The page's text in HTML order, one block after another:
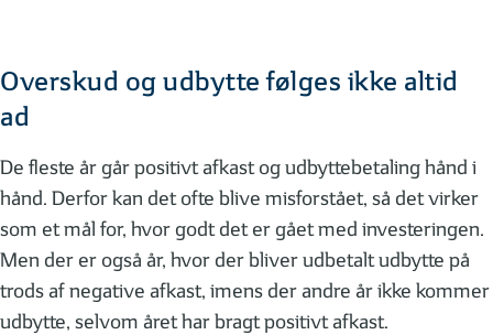
Overskud og udbytte følges ikke altid
ad
De fleste år går positivt afkast og udbyttebetaling hånd i
hånd. Derfor kan det ofte blive misforstået, så det virker
som et mål for, hvor godt det er gået med investeringen.
Men der er også år, hvor der bliver udbetalt udbytte på
trods af negative afkast, imens der andre år ikke kommer
udbytte, selvom året har bragt positivt afkast.